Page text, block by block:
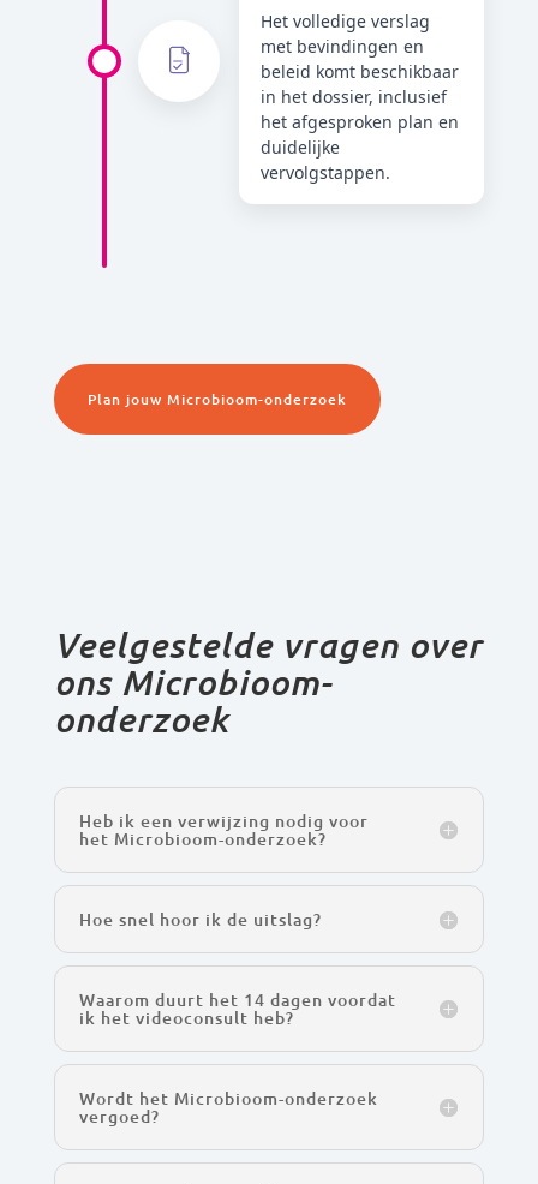
Het volledige verslag
met bevindingen en
beleid komt beschikbaar
in het dossier, inclusief
het afgesproken plan en
duidelijke
vervolgstappen.
Plan jouw Microbioom-onderzoek
Veelgestelde vragen over
ons Microbioom-
onderzoek
Heb ik een verwijzing nodig voor
het Microbioom-onderzoek?
Hoe snel hoor ik de uitslag?
Waarom duurt het 14 dagen voordat
ik het videoconsult heb?
Wordt het Microbioom-onderzoek
vergoed?